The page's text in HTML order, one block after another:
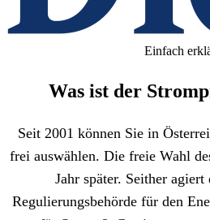
Einfach
Was ist der
Seit 2001 können Sie in
frei auswählen. Die freie Wahl
Jahr später. Seither
Regulierungsbehörde für den